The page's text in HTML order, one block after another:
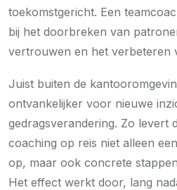
toekomstgericht. Een
bij het doorbreken van
vertrouwen en het verbeteren
Juist buiten de
ontvankelijker voor nieuwe
gedragsverandering. Zo levert
coaching op reis niet alleen
op, maar ook concrete
Het effect werkt door, lang